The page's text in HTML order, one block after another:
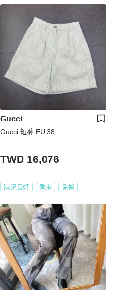
Gucci
Gucci 短褲 EU 38
TWD 16,076
狀況良好 香港 免運